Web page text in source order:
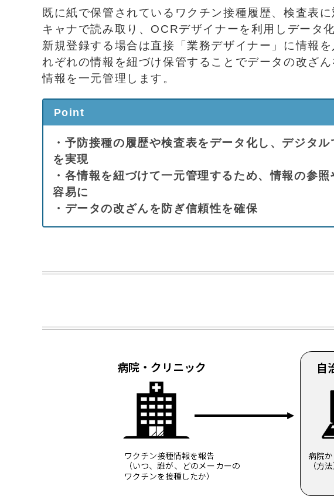
既に紙で保管されているワクチン接種履歴、検査表に
キャナで読み取り、OCRデザイナーを利用しデータ化
新規登録する場合は直接「業務デザイナー」に情報
れぞれの情報を紐づけ保管することでデータの改ざ
情報を一元管理します。
Point
・予防接種の履歴や検査表をデータ化し、デジタル
を実現
・各情報を紐づけて一元管理するため、情報の参
容易に
・データの改ざんを防ぎ信頼性を確保